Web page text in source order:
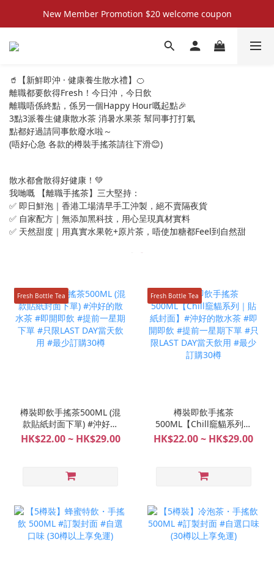
New Member Promotion $20 welcome coupon
New Member Promotion $20 welcome coupon
散水回禮禮物 滿件再折優惠🎉
New Member Promotion $20 welcome coupon
🥤【新鮮即沖 · 健康養生散水禮】🍊
離職都要飲得Fresh！今日沖，今日飲
離職唔係終點，係另一個Happy Hour嘅起點🎉
3點3派養生健康散水茶 消暑水果茶 幫同事打打氣
點都好過請同事飲廢水啦～
(唔好心急 各款的樽裝手搖茶請往下滑😊)
散水都會散得好健康！💚
我哋嘅 【離職手搖茶】三大堅持：
✅ 即日鮮泡｜香港工場清早手工沖製，絕不賣隔夜貨
✅ 自家配方｜無添加黑科技，用心呈現真材實料
✅ 天然甜度｜用真實水果乾+原片茶，唔使加糖都Feel到自然甜
Fresh Bottle Tea
樽裝即飲手搖茶500ML (混
款貼紙封面下單) #沖好的
散水茶 #即開即飲 #提前
一星期下單 #只限LAST
30樽
HK$22.00 ~ HK$29.00
Fresh Bottle Tea
樽裝即飲手搖茶
500ML【Chill竉貓系列｜
貼紙封面】#沖好的散水茶
#即開即飲 #提前一星期下
用 #最少訂購30樽
HK$22.00 ~ HK$29.00